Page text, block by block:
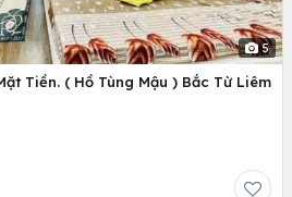
5
Tiền. ( Hồ Tùng Mậu ) Bắc Từ Liêm